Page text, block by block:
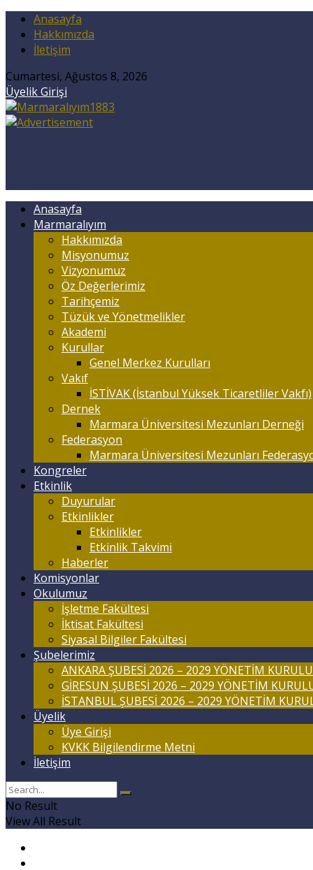
Anasayfa
Hakkımızda
İletişim
Cumartesi, Ağustos 8, 2026
Üyelik Girişi
Anasayfa
Marmaralıyım
Hakkımızda
Misyonumuz
Vizyonumuz
Öz Değerlerimiz
Tarihçemiz
Tüzük ve Yönetmelikler
Akademi
Kurullar
Genel Merkez Kurulları
Vakıf
İSTİVAK (İstanbul Yüksek Ticaretliler Vakfı)
Dernek
Marmara Üniversitesi Mezunları Derneği
Federasyon
Marmara Üniversitesi Mezunları
Kongreler
Etkinlik
Duyurular
Etkinlikler
Etkinlikler
Etkinlik Takvimi
Haberler
Komisyonlar
Okulumuz
İşletme Fakültesi
İktisat Fakültesi
Siyasal Bilgiler Fakültesi
Şubelerimiz
ANKARA ŞUBESİ 2026 – 2029 YÖNETİM KURULU
GİRESUN ŞUBESİ 2026 – 2029 YÖNETİM
İSTANBUL ŞUBESİ 2026 – 2029 YÖNETİM
Üyelik
Üye Girişi
KVKK Bilgilendirme Metni
İletişim
No Result
View All Result